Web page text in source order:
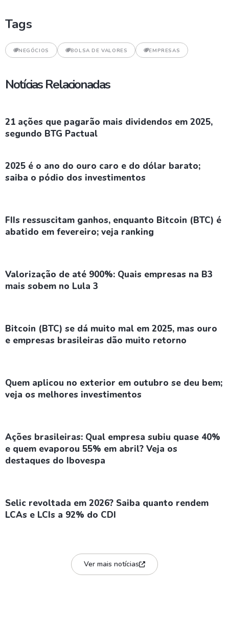
Tags
NEGÓCIOS BOLSA DE VALORES EMPRESAS
Notícias Relacionadas
21 ações que pagarão mais dividendos em 2025,
segundo BTG Pactual
2025 é o ano do ouro caro e do dólar barato;
saiba o pódio dos investimentos
FIIs ressuscitam ganhos, enquanto Bitcoin (BTC) é
abatido em fevereiro; veja ranking
Valorização de até 900%: Quais empresas na B3
mais sobem no Lula 3
Bitcoin (BTC) se dá muito mal em 2025, mas ouro
e empresas brasileiras dão muito retorno
Quem aplicou no exterior em outubro se deu bem;
veja os melhores investimentos
Ações brasileiras: Qual empresa subiu quase 40%
e quem evaporou 55% em abril? Veja os
destaques do Ibovespa
Selic revoltada em 2026? Saiba quanto rendem
LCAs e LCIs a 92% do CDI
Ver mais notícias